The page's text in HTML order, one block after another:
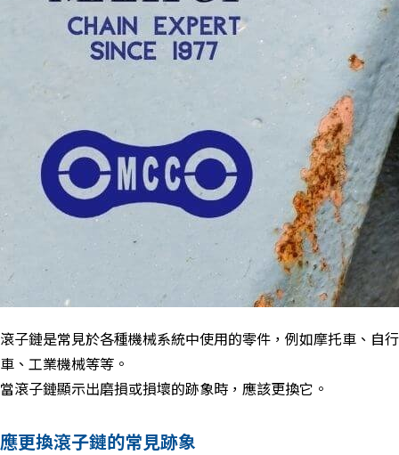
滾子鏈是常見於各種機械系統中使用的零件，例如摩托車、自行
車、工業機械等等。
當滾子鏈顯示出磨損或損壞的跡象時，應該更換它。
應更換滾子鏈的常見跡象